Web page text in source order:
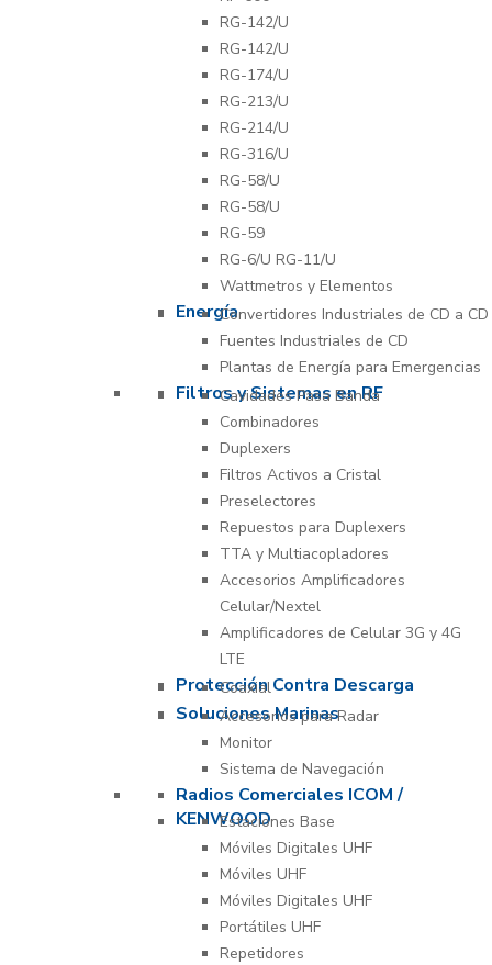
RG-142/U
RG-142/U
RG-174/U
RG-213/U
RG-214/U
RG-316/U
RG-58/U
RG-58/U
RG-59
RG-6/U RG-11/U
Wattmetros y Elementos
EnergíaConvertidores Industriales de CD a CD
Fuentes Industriales de CD
Plantas de Energía para Emergencias
Filtros y Sistemas en RF
Cavidades Pasa Banda
Combinadores
Duplexers
Filtros Activos a Cristal
Preselectores
Repuestos para Duplexers
TTA y Multiacopladores
Accesorios Amplificadores
Celular/Nextel
Amplificadores de Celular 3G y 4G
LTE
Protección Contra Descarga
Coaxial
Soluciones Marinas
Accesorios para Radar
Monitor
Sistema de Navegación
Radios Comerciales ICOM /
KENWOOD
Estaciones Base
Móviles Digitales UHF
Móviles UHF
Móviles Digitales UHF
Portátiles UHF
Repetidores